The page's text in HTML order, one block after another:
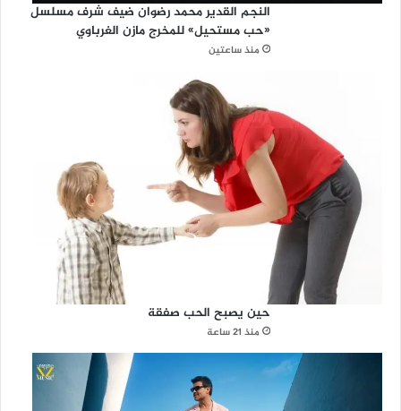
النجم القدير محمد رضوان ضيف شرف مسلسل
«حب مستحيل» للمخرج مازن الغرباوي
منذ ساعتين
حين يصبح الحب صفقة
منذ 21 ساعة